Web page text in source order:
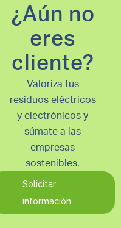
¿Aún no
eres
cliente?
Valoriza tus
residuos eléctricos
y electrónicos y
súmate a las
empresas
sostenibles.
Solicitar
información